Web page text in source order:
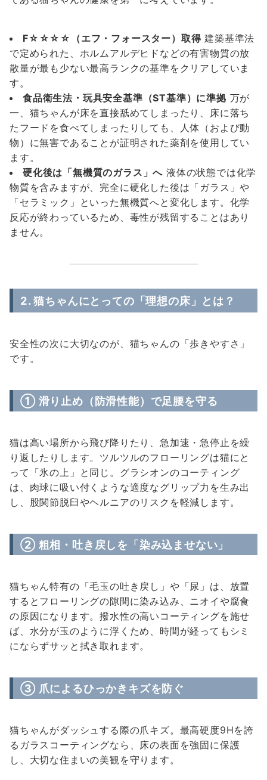
F☆☆☆☆（エフ・フォースター）取得建築基準法
で定められた、ホルムアルデヒドなどの有害物質の放
散量が最も少ない最高ランクの基準をクリアしていま
す。
食品衛生法・玩具安全基準（ST基準）に準拠 万が
一、猫ちゃんが床を直接舐めてしまったり、床に落ち
たフードを食べてしまったりしても、人体（および動
物）に無害であることが証明された薬剤を使用してい
ます。
硬化後は「無機質のガラス」へ 液体の状態では化学
物質を含みますが、完全に硬化した後は「ガラス」や
「セラミック」といった無機質へと変化します。化学
反応が終わっているため、毒性が残留することはあり
ません。
2. 猫ちゃんにとっての「理想の床」とは？
安全性の次に大切なのが、猫ちゃんの「歩きやすさ」
です。
① 滑り止め（防滑性能）で足腰を守る
猫は高い場所から飛び降りたり、急加速・急停止を繰
り返したりします。ツルツルのフローリングは猫にと
って「氷の上」と同じ。グラシオンのコーティング
は、肉球に吸い付くような適度なグリップ力を生み出
し、股関節脱臼やヘルニアのリスクを軽減します。
② 粗相・吐き戻しを「染み込ませない」
猫ちゃん特有の「毛玉の吐き戻し」や「尿」は、放置
するとフローリングの隙間に染み込み、ニオイや腐食
の原因になります。撥水性の高いコーティングを施せ
ば、水分が玉のように浮くため、時間が経ってもシミ
にならずサッと拭き取れます。
③ 爪によるひっかきキズを防ぐ
猫ちゃんがダッシュする際の爪キズ。最高硬度9Hを誇
るガラスコーティングなら、床の表面を強固に保護
し、大切な住まいの美観を守ります。